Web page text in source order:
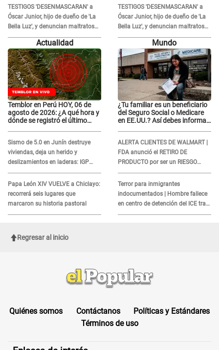
"Grábame..."
TESTIGOS 'DESENMASCARAN' a
Óscar Junior, hijo de dueño de 'La
Bella Luz', y denuncian maltratos
en la orquesta: "Los humilla..."
"Grábame..."
TESTIGOS 'DESENMASCARAN' a
Óscar Junior, hijo de dueño de 'La
Bella Luz', y denuncian maltratos
en la orquesta: "Los humilla..."
Actualidad
Temblor en Perú HOY, 06 de
agosto de 2026: ¿A qué hora y
dónde se registró el último
Sismo de 5.0 en Junín destruye
viviendas, deja un herido y
deslizamientos en laderas: IGP
alerta sobre posibles réplicas
Papa León XIV VUELVE a Chiclayo:
recorrerá seis lugares que
marcaron su historia pastoral
Mundo
¿Tu familiar es un beneficiario
del Seguro Social o Medicare
en EE.UU.? Así debes informar
ALERTA CLIENTES DE WALMART |
FDA anunció el RETIRO DE
PRODUCTO por ser un RIESGO
MORTAL para consumidores: ¿Cuál
es?
Terror para inmigrantes
indocumentados | Hombre fallece
en centro de detención del ICE tras
sufrir una "emergencia médica"
Regresar al inicio
Quiénes somos Contáctanos
Políticas y Estándares
Términos de uso